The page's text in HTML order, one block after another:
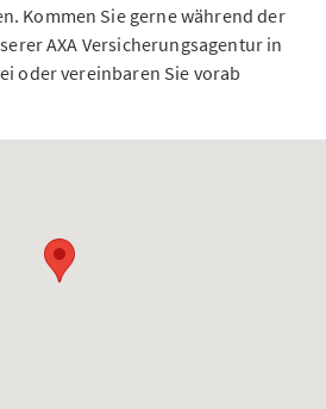
Kommen Sie gerne während der
AXA Versicherungsagentur in
oder vereinbaren Sie vorab